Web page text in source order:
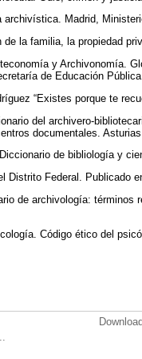
archivística. Madrid,
de la familia, la propiedad
y Archivonomía.
de Educación
“Existes porque te
del archivero-
documentales.
de bibliología y
Distrito Federal. Publicado
de archivología:
Código ético del